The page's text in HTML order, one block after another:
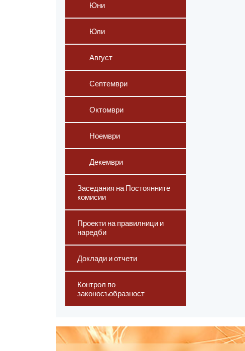
Юни
Юли
Август
Септември
Октомври
Ноември
Декември
Заседания на Постоянните
комисии
Проекти на правилници и
наредби
Доклади и отчети
Контрол по
законосъобразност